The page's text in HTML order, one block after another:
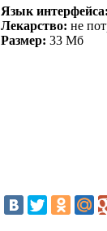
Язык интерфейса:
Лекарство: не
Размер: 33 Мб